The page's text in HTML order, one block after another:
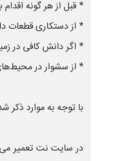
* قبل از هر گونه
* از دستکاری قطعات
* اگر دانش کافی در
* از سشوار در
با توجه به موارد ذکر